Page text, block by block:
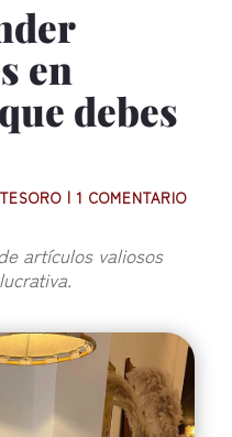
en
debes
| 1 COMENTARIO
artículos valiosos